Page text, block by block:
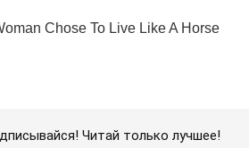
Читай только лучшее!